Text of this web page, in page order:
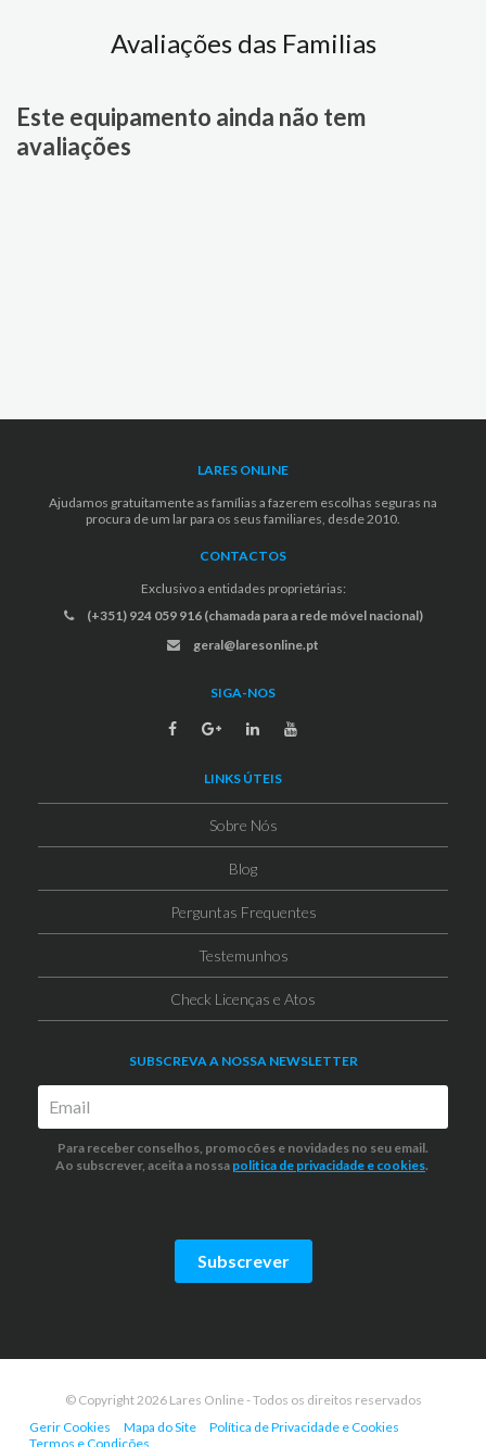
Avaliações das Familias
Este equipamento ainda não tem
avaliações
LARES ONLINE
Ajudamos gratuitamente as famílias a fazerem escolhas seguras na
procura de um lar para os seus familiares, desde 2010.
CONTACTOS
Exclusivo a entidades proprietárias:
(+351) 924 059 916 (chamada para a rede móvel nacional)
geral@laresonline.pt
SIGA-NOS
LINKS ÚTEIS
Sobre Nós
Blog
Perguntas Frequentes
Testemunhos
Check Licenças e Atos
SUBSCREVA A NOSSA NEWSLETTER
Para receber conselhos, promocões e novidades no seu email.
Ao subscrever, aceita a nossa politica de privacidade e cookies.
Subscrever
© Copyright 2026 Lares Online - Todos os direitos reservados
Gerir Cookies
Mapa do Site
Política de Privacidade e Cookies
Termos e Condições